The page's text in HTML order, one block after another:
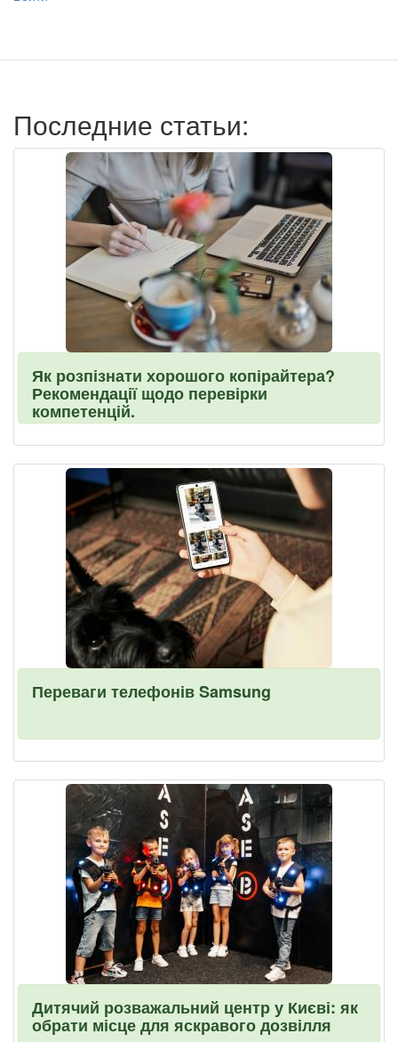
записи
Последние статьи:
Як розпізнати хорошого копірайтера?
Рекомендації щодо перевірки
компетенцій.
Переваги телефонів Samsung
Дитячий розважальний центр у Києві: як
обрати місце для яскравого дозвілля